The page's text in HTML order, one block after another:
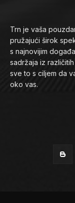
Trn je vaša
pružajući širok
s najnovijim
sadržaja iz
sve to s ciljem da
oko vas.